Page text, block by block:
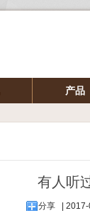
产品
有人听
分享 |